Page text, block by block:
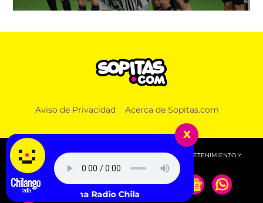
Aviso de Privacidad Acerca de Sopitas.com
© 2026 SOPITAS.COM - MÚSICA, NOTICIAS, DEPORTES, ENTRETENIMIENTO Y
MÁS!.
x
Escucha Radio Chilango -